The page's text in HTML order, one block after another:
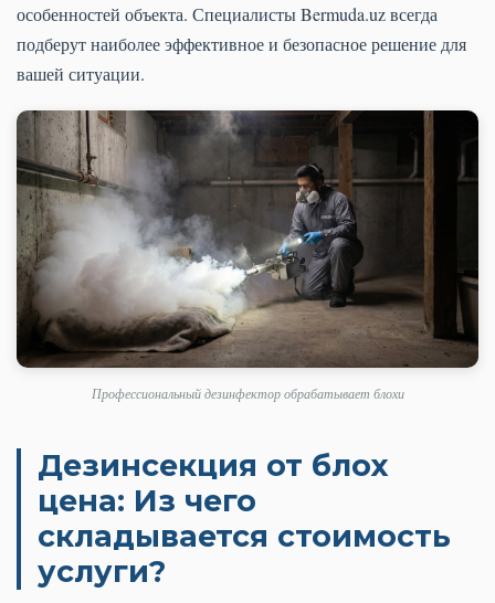
особенностей объекта. Специалисты Bermuda.uz всегда
подберут наиболее эффективное и безопасное решение для
вашей ситуации.
Профессиональный дезинфектор обрабатывает блохи
Дезинсекция от блох
цена: Из чего
складывается стоимость
услуги?